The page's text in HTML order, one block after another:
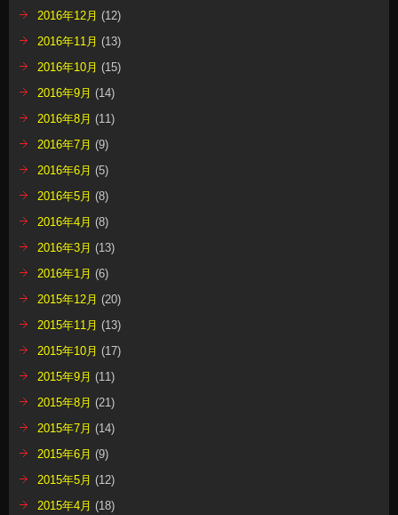
2016年12月 (12)
2016年11月 (13)
2016年10月 (15)
2016年9月 (14)
2016年8月 (11)
2016年7月 (9)
2016年6月 (5)
2016年5月 (8)
2016年4月 (8)
2016年3月 (13)
2016年1月 (6)
2015年12月 (20)
2015年11月 (13)
2015年10月 (17)
2015年9月 (11)
2015年8月 (21)
2015年7月 (14)
2015年6月 (9)
2015年5月 (12)
2015年4月 (18)